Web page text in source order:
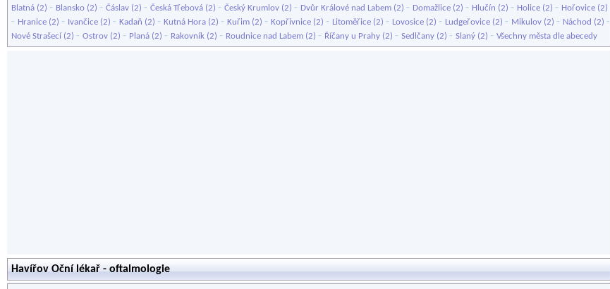
Blatná (2) - Blansko (2) - Čáslav (2) - Česká Třebová (2) - Český Krumlov (2) - Dvůr Králové nad Labem (2) - Domažlice (2) - Hlučín (2) - Holice (2) - Hořovice (2)
- Hranice (2) - Ivančice (2) - Kadaň (2) - Kutná Hora (2) - Kuřim (2) - Kopřivnice (2) - Litoměřice (2) - Lovosice (2) - Ludgeřovice (2) - Mikulov (2) - Náchod (2) -
Nové Strašecí (2) - Ostrov (2) - Planá (2) - Rakovník (2) - Roudnice nad Labem (2) - Říčany u Prahy (2) - Sedlčany (2) - Slaný (2) - Všechny města dle abecedy
Havířov Oční lékař - oftalmologie